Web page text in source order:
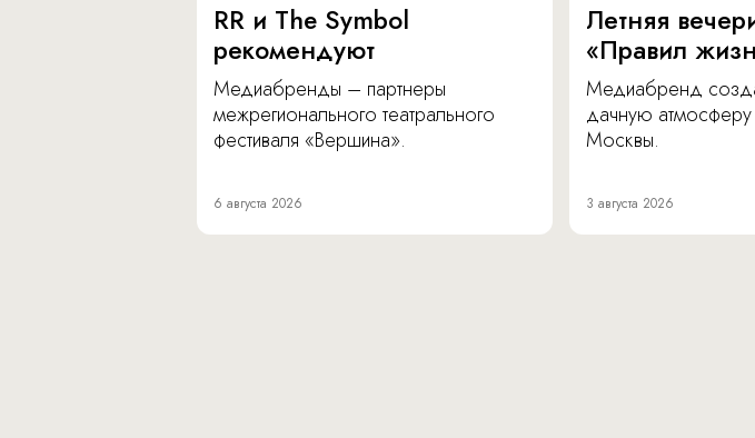
RR и The Symbol
рекомендуют
Медиабренды – партнеры
межрегионального театрального
фестиваля «Вершина».
6 августа 2026
Летняя
«Правил
Медиабренд
дачную атмосферу
Москвы.
3 августа 2026